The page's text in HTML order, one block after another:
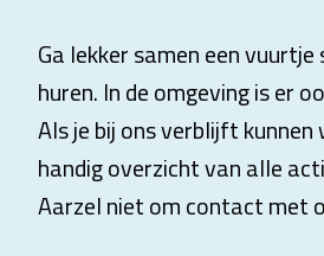
Ga lekker samen een
huren. In de omgeving is er
Als je bij ons verblijft
handig overzicht van alle
Aarzel niet om contact met